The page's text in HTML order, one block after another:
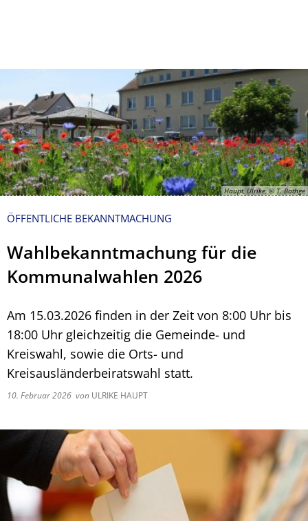
Haupt, Ulrike, © T. Bathge
ÖFFENTLICHE BEKANNTMACHUNG
Wahlbekanntmachung für die
Kommunalwahlen 2026
Am 15.03.2026 finden in der Zeit von 8:00 Uhr bis
18:00 Uhr gleichzeitig die Gemeinde- und
Kreiswahl, sowie die Orts- und
Kreisausländerbeiratswahl statt.
10. Februar 2026 von ULRIKE HAUPT